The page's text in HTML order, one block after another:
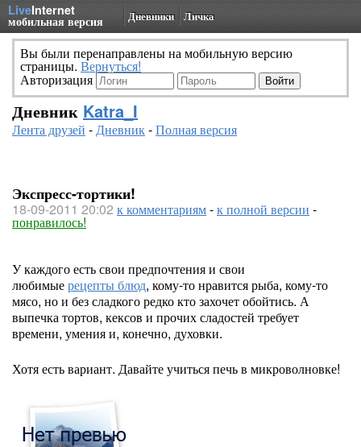
LiveInternet
мобильная версия Дневники Личка
Вы были перенаправлены на мобильную версию
страницы. Вернуться!
Авторизация
Дневник Katra_I
Лента друзей -Дневник-Полная версия
Экспресс-тортики!
18-09-2011 20:02 к комментариям-к полной версии -
понравилось!
У каждого есть свои предпочтения и свои
любимыерецепты блюд, кому-то нравится рыба, кому-то
мясо, но и без сладкого редко кто захочет обойтись. А
выпечка тортов, кексов и прочих сладостей требует
времени, умения и, конечно, духовки.
Хотя есть вариант. Давайте учиться печь в микроволновке!